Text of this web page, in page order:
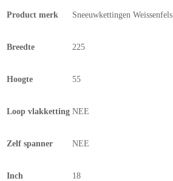
Product merk Sneeuwkettingen Weissenfels
Breedte 225
Hoogte 55
Loop vlakketting NEE
Zelf spanner NEE
Inch 18